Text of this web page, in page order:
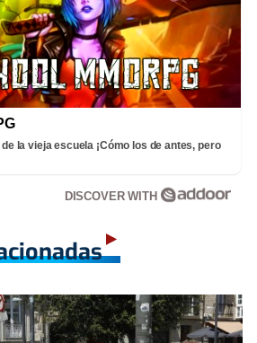
la vieja escuela ¡Cómo los de antes, pero
DISCOVER WITH